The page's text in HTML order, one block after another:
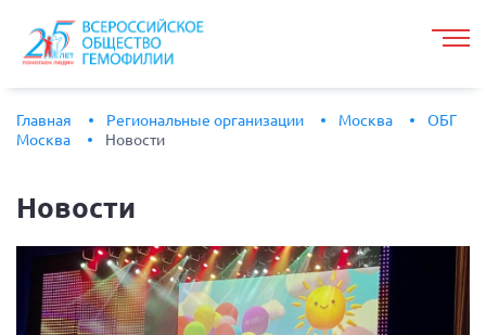
Главная Региональные организации Москва
ОБГ
Москва
Новости
Новости